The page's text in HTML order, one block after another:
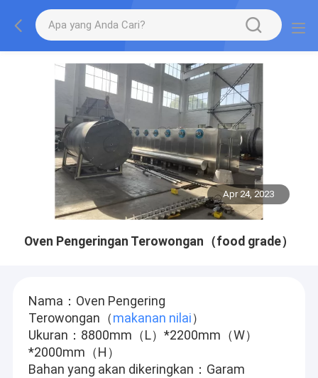
Apr 24, 2023
Oven Pengeringan Terowongan（food grade）
Nama：Oven Pengering
Terowongan（makanan nilai）
Ukuran：8800mm（L）*2200mm（W）
*2000mm（H）
Bahan yang akan dikeringkan：Garam